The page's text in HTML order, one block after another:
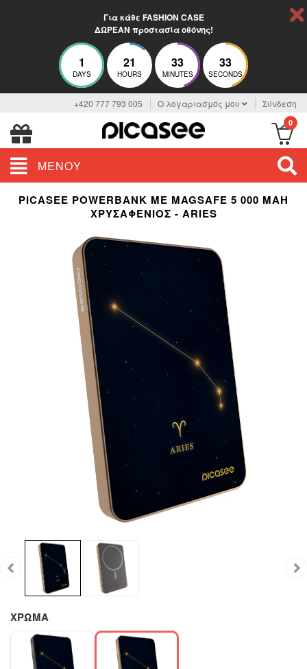
Για κάθε FASHION CASE
ΔΩΡΕΑΝ προστασία οθόνης!
1
DAYS
21
HOURS
33
MINUTES
33
SECONDS
+420 777 793 005 Ο λογαριασμός μου Σύνδεση
0
ΜΕΝΟΎ
PICASEE POWERBANK ΜΕ MAGSAFE 5 000 MAH
ΧΡΥΣΑΦΈΝΙΟΣ - ARIES
ΧΡΩΜΑ